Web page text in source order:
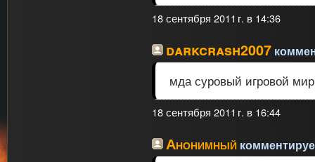
18 сентября 2011 г. в 14:36
darkcrash2007
мда суровый игровой
18 сентября 2011 г. в 16:44
Анонимный